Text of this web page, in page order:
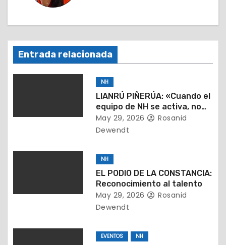
ó
n
d
e
d
Entrada relacionada
NH
LIANRÚ PIÑERÚA: «Cuando el
equipo de NH se activa, no
hay meta que no podamos
alcanzar»
May 29, 2026
Rosanid
Dewendt
NH
EL PODIO DE LA CONSTANCIA:
Reconocimiento al talento
May 29, 2026
Rosanid
Dewendt
EVENTOS NH